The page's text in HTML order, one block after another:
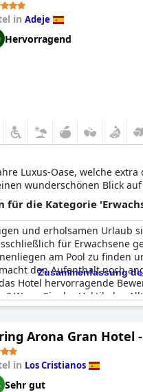
in Adeje
Hervorragend
Luxus-Oase, welche
wunderschönen Blick
für die Kategorie
und erholsamen Urlaub
für
am Pool zu
den Aufenthalt noch
Hotel hervorragende
Wenn Sie der Hektik des
Zusammenfassung
Arona Gran Hotel
in Los Cristianos
Sehr gut